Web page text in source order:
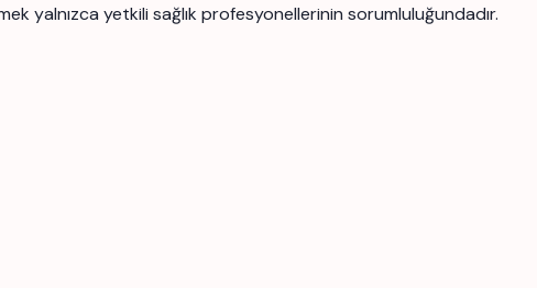
yalnızca yetkili sağlık profesyonellerinin sorumluluğundadır.